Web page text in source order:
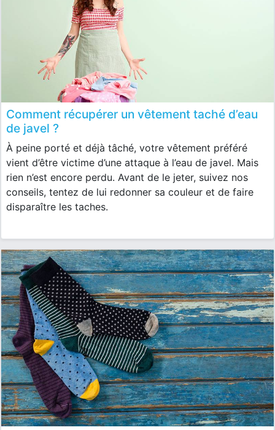
Comment récupérer un vêtement taché d’eau
de javel ?
À peine porté et déjà tâché, votre vêtement préféré
vient d’être victime d’une attaque à l’eau de javel. Mais
rien n’est encore perdu. Avant de le jeter, suivez nos
conseils, tentez de lui redonner sa couleur et de faire
disparaître les taches.